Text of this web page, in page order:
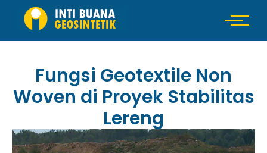
Fungsi Geotextile Non
Woven di Proyek Stabilitas
Lereng